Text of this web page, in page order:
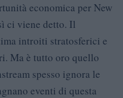
economica per New
ci viene detto. Il
introiti stratosferici e
Ma è tutto oro quello
spesso ignora le
eventi di questa